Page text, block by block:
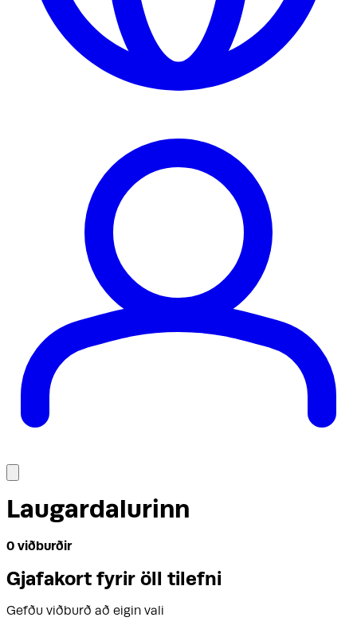
Laugardalurinn
0 viðburðir
Gjafakort fyrir öll tilefni
Gefðu viðburð að eigin vali